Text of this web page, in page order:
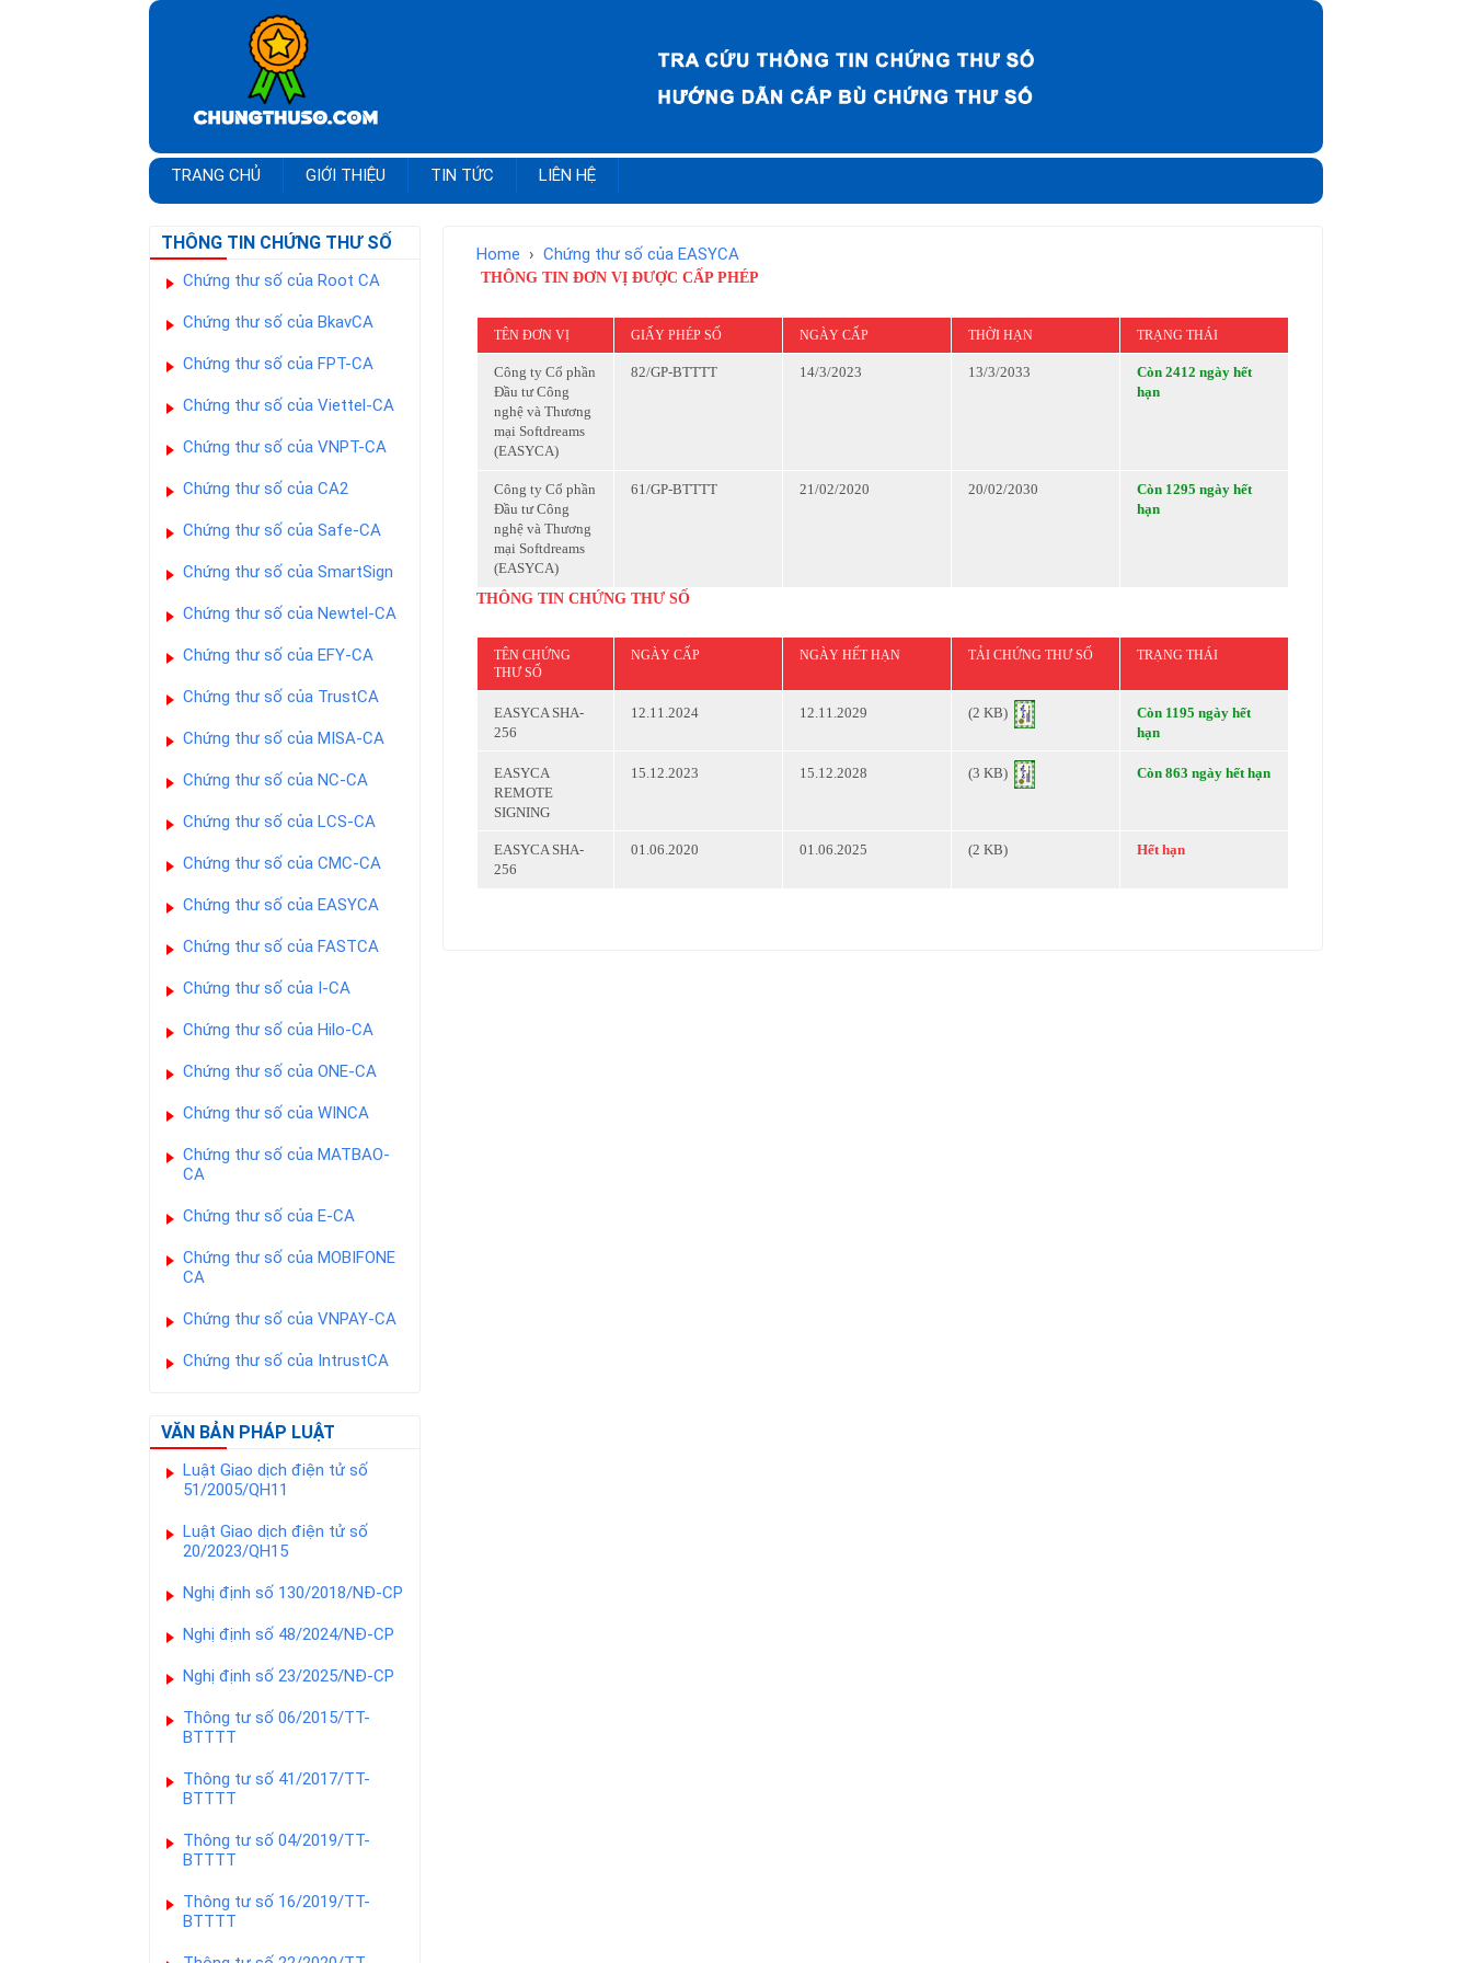
TRANG CHỦ GIỚI THIỆU TIN TỨC LIÊN HỆ
THÔNG TIN CHỨNG THƯ SỐ
Chứng thư số của Root CA
Chứng thư số của BkavCA
Chứng thư số của FPT-CA
Chứng thư số của Viettel-CA
Chứng thư số của VNPT-CA
Chứng thư số của CA2
Chứng thư số của Safe-CA
Chứng thư số của SmartSign
Chứng thư số của Newtel-CA
Chứng thư số của EFY-CA
Chứng thư số của TrustCA
Chứng thư số của MISA-CA
Chứng thư số của NC-CA
Chứng thư số của LCS-CA
Chứng thư số của CMC-CA
Chứng thư số của EASYCA
Chứng thư số của FASTCA
Chứng thư số của I-CA
Chứng thư số của Hilo-CA
Chứng thư số của ONE-CA
Chứng thư số của WINCA
Chứng thư số của MATBAO-
CA
Chứng thư số của E-CA
Chứng thư số của MOBIFONE
CA
Chứng thư số của VNPAY-CA
Chứng thư số của IntrustCA
VĂN BẢN PHÁP LUẬT
Luật Giao dịch điện tử số
51/2005/QH11
Luật Giao dịch điện tử số
20/2023/QH15
Nghị định số 130/2018/NĐ-CP
Nghị định số 48/2024/NĐ-CP
Nghị định số 23/2025/NĐ-CP
Thông tư số 06/2015/TT-
BTTTT
Thông tư số 41/2017/TT-
BTTTT
Thông tư số 04/2019/TT-
BTTTT
Thông tư số 16/2019/TT-
BTTTT
Home › Chứng thư số của EASYCA
THÔNG TIN ĐƠN VỊ ĐƯỢC CẤP PHÉP
TÊN ĐƠN VỊ GIẤY PHÉP SỐ NGÀY CẤP THỜI HẠN TRẠNG THÁI
Công ty Cổ phần
Đầu tư Công
nghệ và Thương
mại Softdreams
(EASYCA)
82/GP-BTTTT 14/3/2023 13/3/2033
Còn 2412 ngày hết
hạn
Công ty Cổ phần
Đầu tư Công
nghệ và Thương
mại Softdreams
(EASYCA)
61/GP-BTTTT 21/02/2020 20/02/2030
Còn 1295 ngày hết
hạn
THÔNG TIN CHỨNG THƯ SỐ
TÊN CHỨNG
THƯ SỐ
NGÀY CẤP NGÀY HẾT HẠN TẢI CHỨNG THƯ SỐ TRẠNG THÁI
EASYCA SHA-
256
12.11.2024 12.11.2029 (2 KB)
Còn 1195 ngày hết
hạn
EASYCA
REMOTE
SIGNING
15.12.2023 15.12.2028 (3 KB) Còn 863 ngày hết hạn
EASYCA SHA-
256
01.06.2020 01.06.2025 (2 KB) Hết hạn